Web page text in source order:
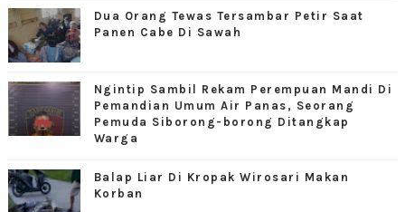
Dua Orang Tewas Tersambar Petir Saat
Panen Cabe Di Sawah
Ngintip Sambil Rekam Perempuan Mandi Di
Pemandian Umum Air Panas, Seorang
Pemuda Siborong-borong Ditangkap
Warga
Balap Liar Di Kropak Wirosari Makan
Korban